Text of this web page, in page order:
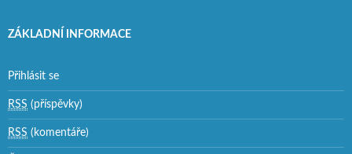
ZÁKLADNÍ INFORMACE
Přihlásit se
RSS (příspěvky)
RSS (komentáře)